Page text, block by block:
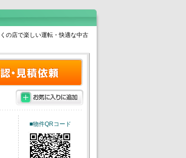
の店で楽しい運転・快適な中古
■物件QRコード